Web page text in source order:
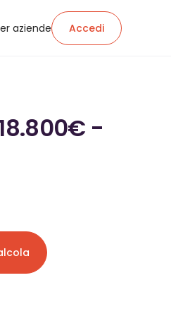
aziende Accedi
-